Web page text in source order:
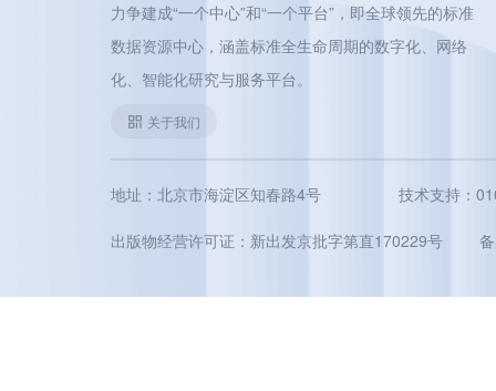
力争建成“一个中心”和“一个平台”，即全球领先的标准
数据资源中心，涵盖标准全生命周期的数字化、网络
化、智能化研究与服务平台。
关于我们
地址：北京市海淀区知春路4号 技术支持：
出版物经营许可证：新出发京批字第直170229号